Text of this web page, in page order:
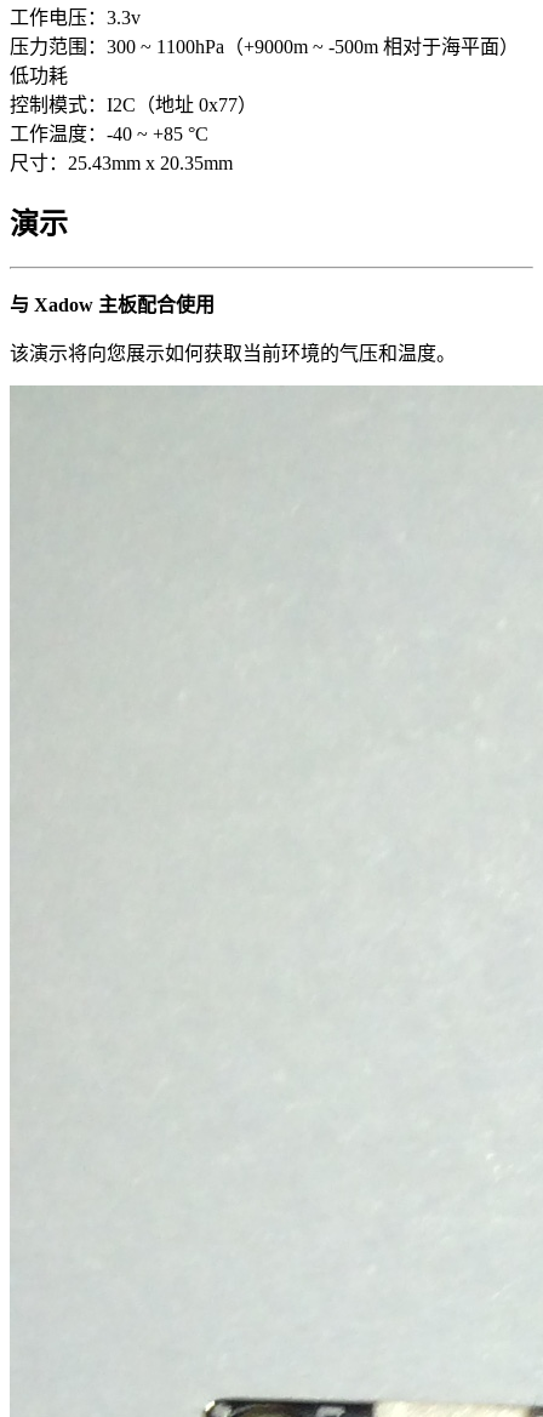
工作电压：3.3v
压力范围：300 ~ 1100hPa（+9000m ~ -500m 相对于海平面）
低功耗
控制模式：I2C（地址 0x77）
工作温度：-40 ~ +85 °C
尺寸：25.43mm x 20.35mm
演示
与 Xadow 主板配合使用
该演示将向您展示如何获取当前环境的气压和温度。